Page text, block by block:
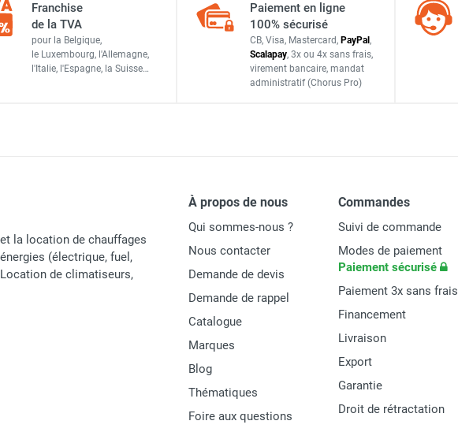
Espagne
8413893007674
Franchise
de la TVA
pour la Belgique,
le Luxembourg, l'Allemagne,
l'Italie, l'Espagne, la Suisse…
Paiement en ligne
100% sécurisé
CB, Visa, Mastercard, PayPal ,
Scalapay, 3x ou 4x sans frais,
virement bancaire, mandat
administratif (Chorus Pro)
la location de chauffages
(électrique, fuel,
de climatiseurs,
À propos de nous
Qui sommes-nous ?
Nous contacter
Demande de devis
Demande de rappel
Catalogue
Marques
Blog
Thématiques
Foire aux questions
Commandes
Suivi de commande
Modes de paiement
Paiement sécurisé
Paiement 3x sans frais
Financement
Livraison
Export
Garantie
Droit de rétractation